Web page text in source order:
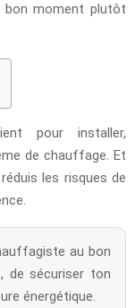
moment plutôt
pour installer,
de chauffage. Et
les risques de
au bon
de sécuriser ton
énergétique.